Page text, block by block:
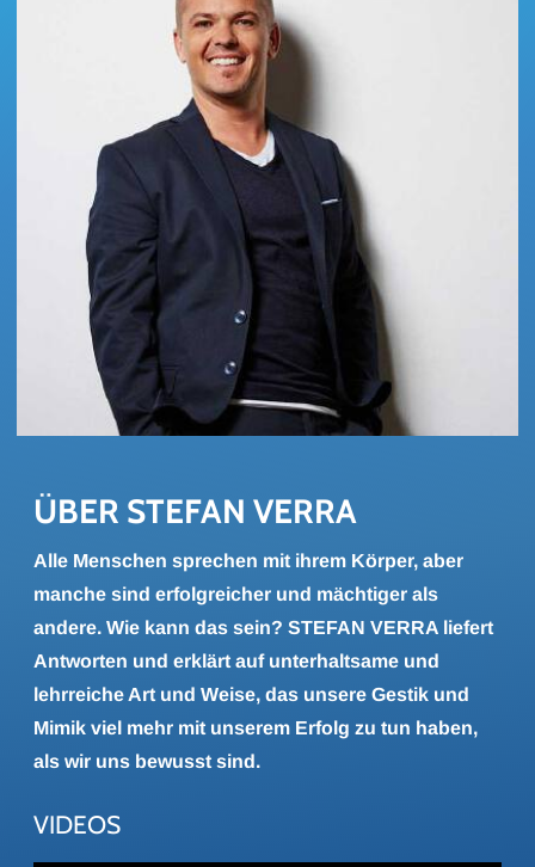
ÜBER STE­FAN VERRA
Alle Menschen sprechen mit ihrem Körper, aber
manche sind erfolgreicher und mächtiger als
andere. Wie kann das sein? STEFAN VERRA liefert
Antworten und erklärt auf unterhaltsame und
lehrreiche Art und Weise, das unsere Gestik und
Mimik viel mehr mit unserem Erfolg zu tun haben,
als wir uns bewusst sind.
VIDEOS